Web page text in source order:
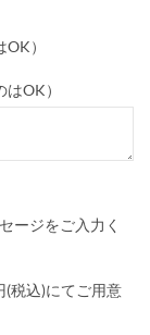
）
OK）
ージをご入力く
(税込)にてご用意